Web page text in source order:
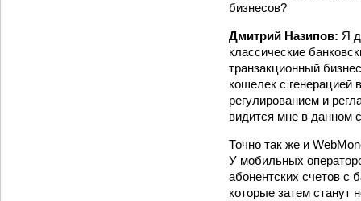
бизнесов?
Дмитрий Назипов: Я
классические
транзакционный
кошелек с генерацией
регулированием и
видится мне в данном
Точно так же и
У мобильных
абонентских счетов с
которые затем